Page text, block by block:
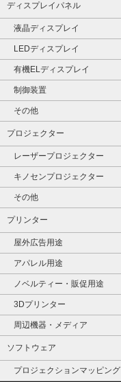
ディスプレイパネル
液晶ディスプレイ
LEDディスプレイ
有機ELディスプレイ
制御装置
その他
プロジェクター
レーザープロジェクター
キノセンプロジェクター
その他
プリンター
屋外広告用途
アパレル用途
ノベルティー・販促用途
3Dプリンター
周辺機器・メディア
ソフトウェア
プロジェクションマッピング